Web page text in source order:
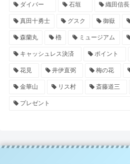
ダイバー 石垣 織田信長
真田十勇士 グスク 御嶽
森蘭丸 櫓 ミュージアム
キャッシュレス決済 ポイント
花見 井伊直弼 梅の花
金華山 リス村 斎藤道三
プレゼント